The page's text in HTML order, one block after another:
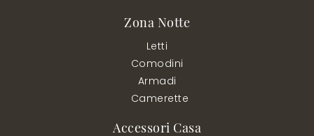
Zona Notte
Letti
Comodini
Armadi
Camerette
Accessori Casa